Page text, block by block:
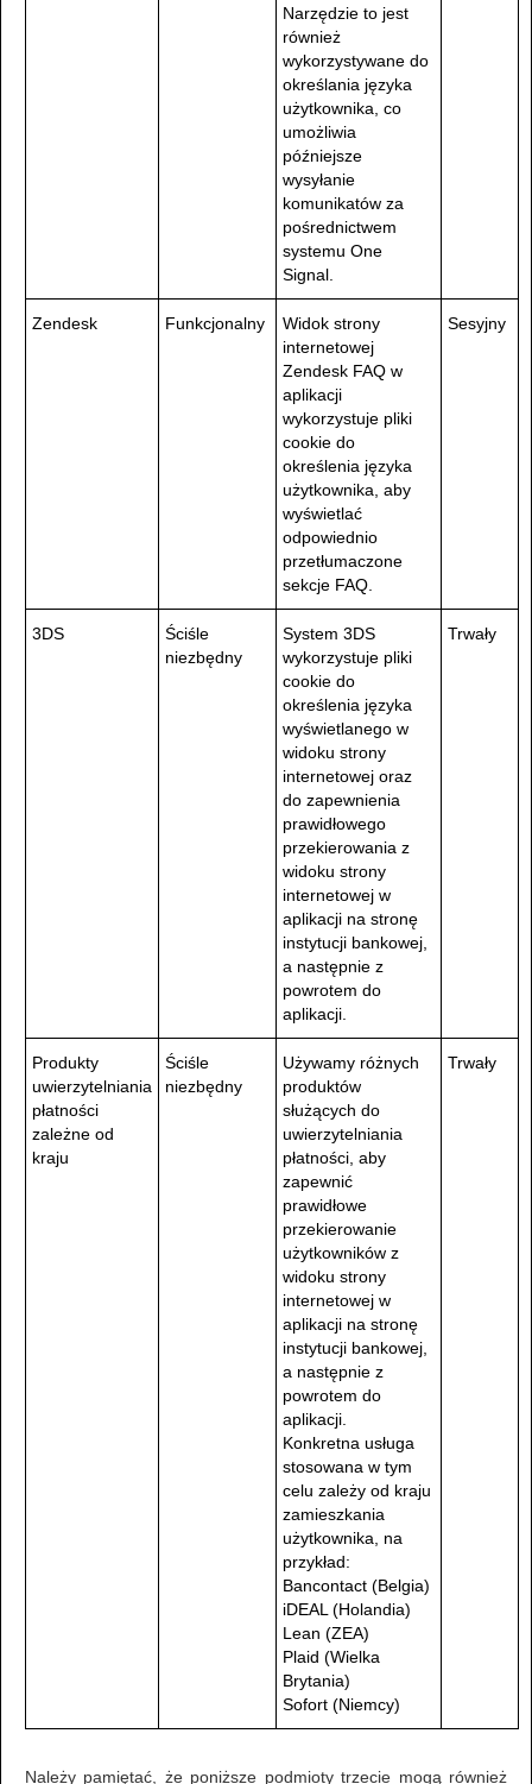
Narzędzie to jest
również
wykorzystywane do
określania języka
użytkownika, co
umożliwia
późniejsze
wysyłanie
komunikatów za
pośrednictwem
systemu One
Signal.
Zendesk Funkcjonalny
Widok strony
internetowej
Zendesk FAQ w
aplikacji
wykorzystuje pliki
cookie do
określenia języka
użytkownika, aby
wyświetlać
odpowiednio
przetłumaczone
sekcje FAQ.
Sesyjny
3DS
Ściśle
niezbędny
System 3DS
wykorzystuje pliki
cookie do
określenia języka
wyświetlanego w
widoku strony
internetowej oraz
do zapewnienia
prawidłowego
przekierowania z
widoku strony
internetowej w
aplikacji na stronę
instytucji bankowej,
a następnie z
powrotem do
aplikacji.
Trwały
Produkty
uwierzytelniania
płatności
zależne od
kraju
Ściśle
niezbędny
Używamy różnych
produktów
służących do
uwierzytelniania
płatności, aby
zapewnić
prawidłowe
przekierowanie
użytkowników z
widoku strony
internetowej w
aplikacji na stronę
instytucji bankowej,
a następnie z
powrotem do
aplikacji.
Konkretna usługa
stosowana w tym
celu zależy od kraju
zamieszkania
użytkownika, na
przykład:
Bancontact (Belgia)
iDEAL (Holandia)
Lean (ZEA)
Plaid (Wielka
Brytania)
Sofort (Niemcy)
Trwały
Należy pamiętać, że poniższe podmioty trzecie mogą również